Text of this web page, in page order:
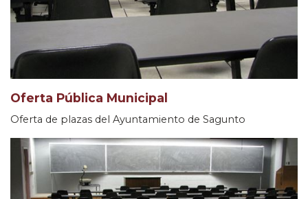
Oferta Pública Municipal
Oferta de plazas del Ayuntamiento de Sagunto